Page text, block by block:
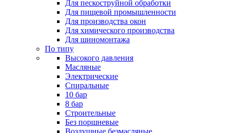
Для пескоструйной обработки
Для пищевой промышленности
Для производства окон
Для химического производства
Для шиномонтажа
По типу
Высокого давления
Масляные
Электрические
Спиральные
10 бар
8 бар
Cтроительные
Без поршневые
Воздушные безмасляные